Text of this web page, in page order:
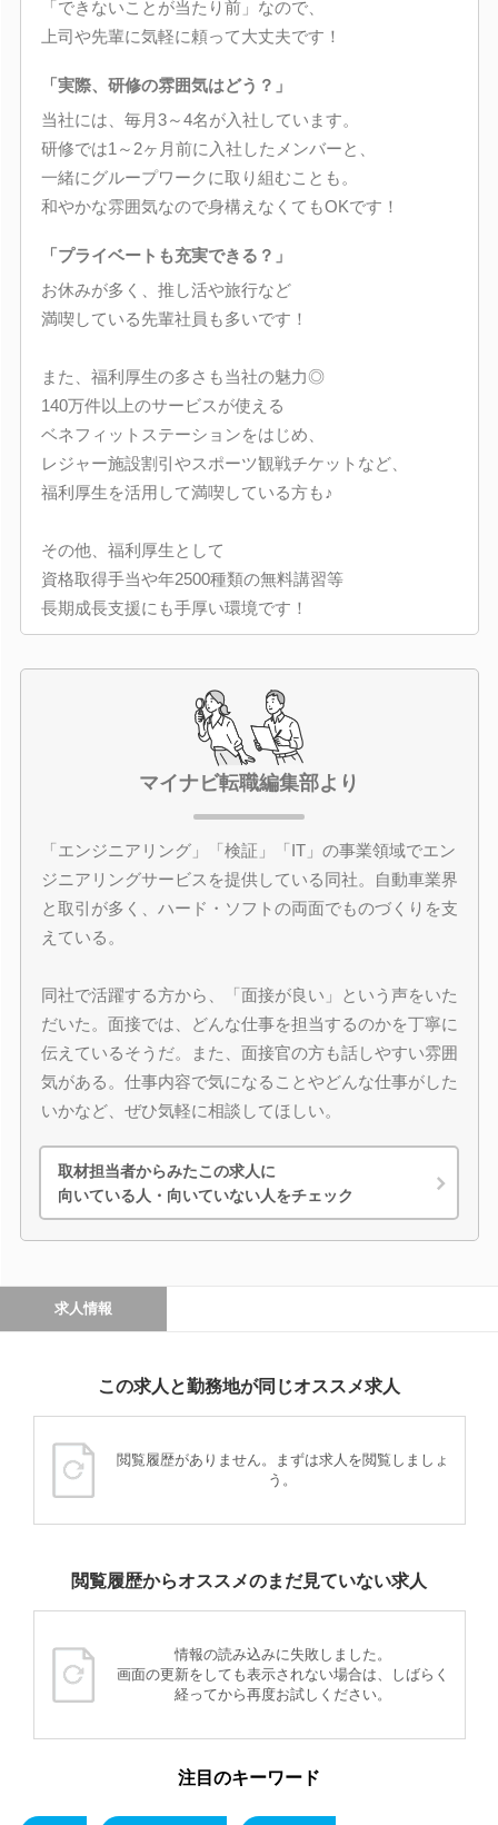
「できないことが当たり前」なので、
上司や先輩に気軽に頼って大丈夫です！
「実際、研修の雰囲気はどう？」
当社には、毎月3～4名が入社しています。
研修では1～2ヶ月前に入社したメンバーと、
一緒にグループワークに取り組むことも。
和やかな雰囲気なので身構えなくてもOKです！
「プライベートも充実できる？」
お休みが多く、推し活や旅行など
満喫している先輩社員も多いです！
また、福利厚生の多さも当社の魅力◎
140万件以上のサービスが使える
ベネフィットステーションをはじめ、
レジャー施設割引やスポーツ観戦チケットなど、
福利厚生を活用して満喫している方も♪
その他、福利厚生として
資格取得手当や年2500種類の無料講習等
長期成長支援にも手厚い環境です！
マイナビ転職編集部より
「エンジニアリング」「検証」「IT」の事業領域でエン
ジニアリングサービスを提供している同社。自動車業界
と取引が多く、ハード・ソフトの両面でものづくりを支
えている。
同社で活躍する方から、「面接が良い」という声をいた
だいた。面接では、どんな仕事を担当するのかを丁寧に
伝えているそうだ。また、面接官の方も話しやすい雰囲
気がある。仕事内容で気になることやどんな仕事がした
いかなど、ぜひ気軽に相談してほしい。
取材担当者からみたこの求人に
向いている人・向いていない人をチェック
求人情報
この求人と勤務地が同じオススメ求人
閲覧履歴がありません。まずは求人を閲覧しましょ
う。
閲覧履歴からオススメのまだ見ていない求人
情報の読み込みに失敗しました。
画面の更新をしても表示されない場合は、しばらく
経ってから再度お試しください。
注目のキーワード